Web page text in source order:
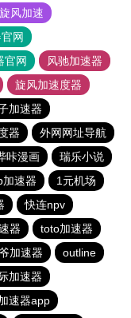
旋风加速
网
官网
风驰加速器
旋风加速度器
加速器
器
外网网址导航
咔漫画
瑞乐小说
加速器
1元机场
快连npv
器
toto加速器
加速器
outline
加速器
速器app